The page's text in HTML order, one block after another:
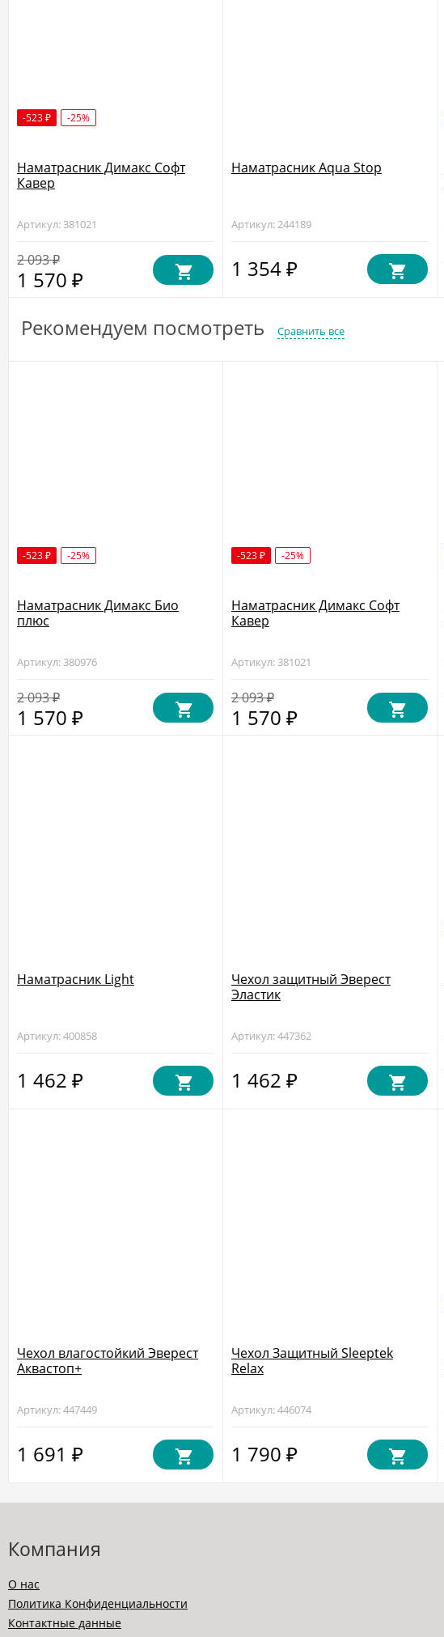
-523 ₽ -25%
Наматрасник Димакс Софт
Кавер
Артикул: 381021
2 093₽
1 570 ₽
Наматрасник Aqua Stop
Артикул: 244189
1 354 ₽
Рекомендуем посмотреть Сравнить все
-523 ₽ -25%
Наматрасник Димакс Био
плюс
Артикул: 380976
2 093₽
1 570 ₽
-523 ₽ -25%
Наматрасник Димакс Софт
Кавер
Артикул: 381021
2 093₽
1 570 ₽
Наматрасник Light
Артикул: 400858
1 462 ₽
Чехол защитный Эверест
Эластик
Артикул: 447362
1 462 ₽
Чехол влагостойкий Эверест
Аквастоп+
Артикул: 447449
1 691 ₽
Чехол Защитный Sleeptek
Relax
Артикул: 446074
1 790 ₽
Компания
О нас
Политика Конфиденциальности
Контактные данные